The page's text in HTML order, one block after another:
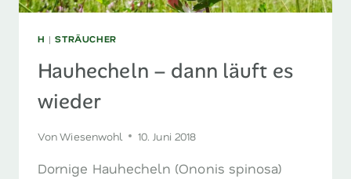
H |STRÄUCHER
Hauhecheln – dann läuft es
wieder
Von Wiesenwohl 10. Juni 2018
Dornige Hauhecheln (Ononis spinosa)